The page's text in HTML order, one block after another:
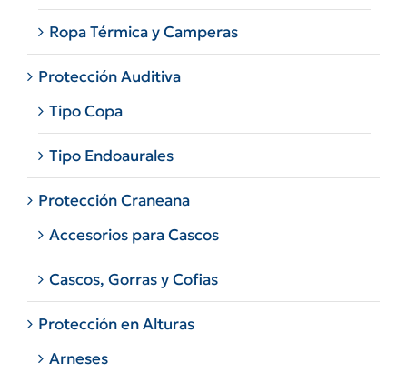
Ropa Térmica y Camperas
Protección Auditiva
Tipo Copa
Tipo Endoaurales
Protección Craneana
Accesorios para Cascos
Cascos, Gorras y Cofias
Protección en Alturas
Arneses